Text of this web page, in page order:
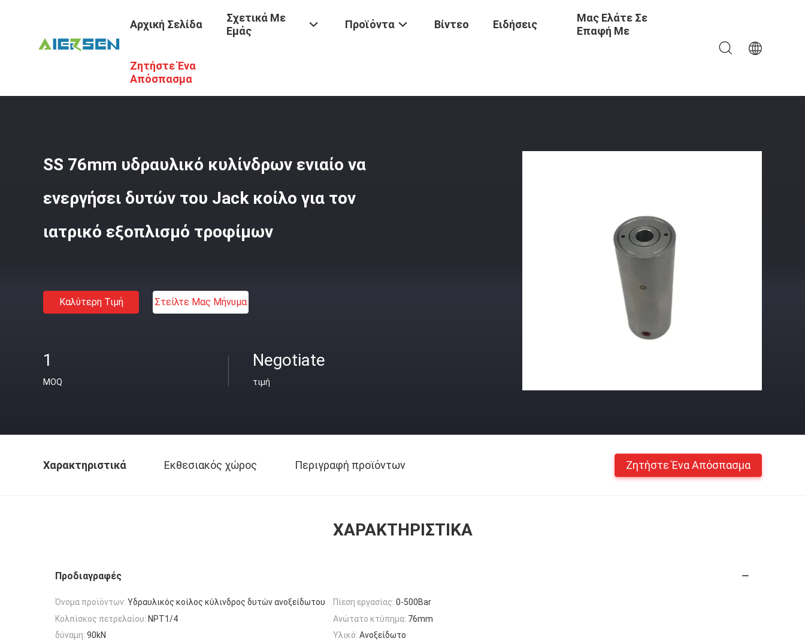
Αρχική Σελίδα
Σχετικά Με
Εμάς
Προϊόντα Βίντεο Ειδήσεις
Μας Ελάτε Σε
Επαφή Με
Ζητήστε Ένα
Απόσπασμα
Προϊόντα / Υδραυλικός Κύλινδρος Jack
SS 76mm υδραυλικό κυλίνδρων ενιαίο να
ενεργήσει δυτών του Jack κοίλο για τον
ιατρικό εξοπλισμό τροφίμων
Καλύτερη Τιμή Στείλτε Μας Μήνυμα
1
MOQ
Negotiate
τιμή
Χαρακτηριστικά Εκθεσιακός χώρος Περιγραφή προϊόντων Ζητήστε Ένα Απόσπασμα
ΧΑΡΑΚΤΗΡΙΣΤΙΚΆ
Προδιαγραφές
Όνομα προϊόντων: Υδραυλικός κοίλος κύλινδρος δυτών ανοξείδωτου Πίεση εργασίας: 0-500Bar
Κολπίσκος πετρελαίου: NPT1/4 Ανώτατο κτύπημα: 76mm
δύναμη: 90kN Υλικό: Ανοξείδωτο